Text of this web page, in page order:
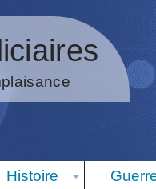
Histoire